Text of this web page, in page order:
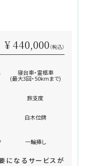
¥ 440,000 （税込）
寝台車・霊柩車
(最大3回・50kmまで)
旅支度
白木位牌
一輪挿し
になるサービスが